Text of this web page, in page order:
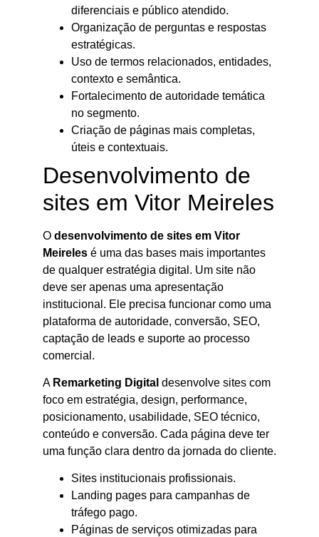
diferenciais e público atendido.
Organização de perguntas e respostas
estratégicas.
Uso de termos relacionados, entidades,
contexto e semântica.
Fortalecimento de autoridade temática
no segmento.
Criação de páginas mais completas,
úteis e contextuais.
Desenvolvimento de
sites em Vitor Meireles
O desenvolvimento de sites em Vitor
Meireles é uma das bases mais importantes
de qualquer estratégia digital. Um site não
deve ser apenas uma apresentação
institucional. Ele precisa funcionar como uma
plataforma de autoridade, conversão, SEO,
captação de leads e suporte ao processo
comercial.
A Remarketing Digital desenvolve sites com
foco em estratégia, design, performance,
posicionamento, usabilidade, SEO técnico,
conteúdo e conversão. Cada página deve ter
uma função clara dentro da jornada do cliente.
Sites institucionais profissionais.
Landing pages para campanhas de
tráfego pago.
Páginas de serviços otimizadas para